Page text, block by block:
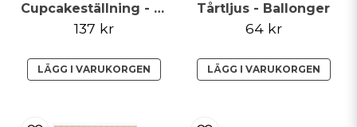
Cupcakeställning - Culpitt
137 kr
LÄGG I VARUKORGEN
Tårtljus - Ballonger
64 kr
LÄGG I VARUKORGEN